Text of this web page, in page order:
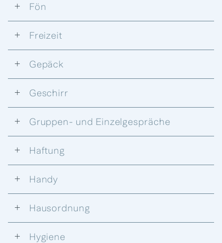
Fön
Freizeit
Gepäck
Geschirr
Gruppen- und Einzelgespräche
Haftung
Handy
Hausordnung
Hygiene